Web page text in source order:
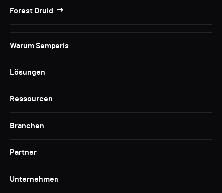
Forest Druid
Warum Semperis
Lösungen
Ressourcen
Branchen
Partner
Unternehmen